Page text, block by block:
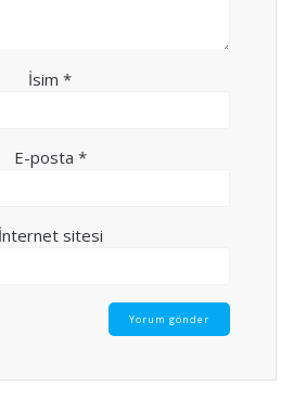
İsim *
E-posta *
İnternet sitesi